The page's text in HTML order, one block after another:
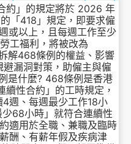
約」的規定將於 2026 年
「418」規定，即要求僱
或以上，且每週工作至少
工福利，將被改為
解468條例的權益、影響
漏洞對策，助僱主與僱
是什麼? 468條例是香港
性合約」的工時規定，
週、每週最少工作18小
68小時」就符合連續性
適用於全職、兼職及臨時
酬、有薪年假及疾病津